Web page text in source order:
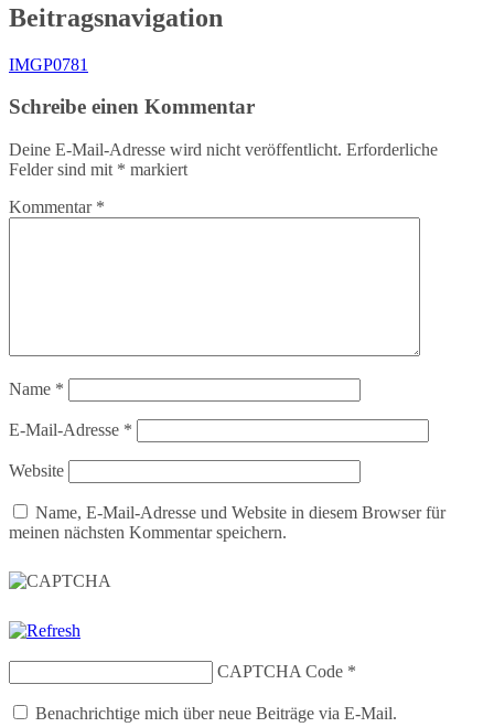
Beitragsnavigation
IMGP0781
Schreibe einen Kommentar
Deine E-Mail-Adresse wird nicht veröffentlicht. Erforderliche
Felder sind mit * markiert
Kommentar *
Name *
E-Mail-Adresse *
Website
Name, E-Mail-Adresse und Website in diesem Browser für
meinen nächsten Kommentar speichern.
CAPTCHA Code *
Benachrichtige mich über neue Beiträge via E-Mail.